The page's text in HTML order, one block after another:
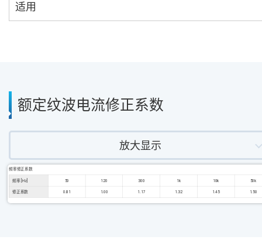
适用
额定纹波电流修正系数
放大显示
频率修正系数
频率 [Hz] 50 120 300 1k 10k 50k
修正系数 0.81 1.00 1.17 1.32 1.45 1.50